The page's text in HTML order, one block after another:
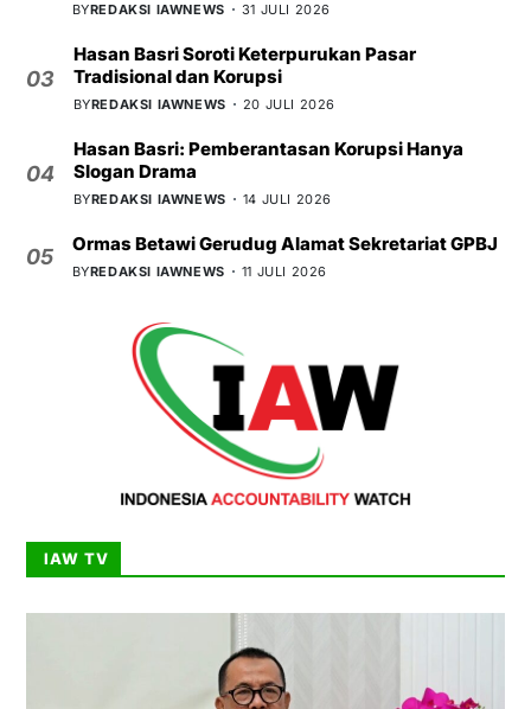
BYREDAKSI IAWNEWS 31 JULI 2026
03
Hasan Basri Soroti Keterpurukan Pasar
Tradisional dan Korupsi
BYREDAKSI IAWNEWS 20 JULI 2026
04
Hasan Basri: Pemberantasan Korupsi Hanya
Slogan Drama
BYREDAKSI IAWNEWS 14 JULI 2026
05
Ormas Betawi Gerudug Alamat Sekretariat GPBJ
BYREDAKSI IAWNEWS 11 JULI 2026
IAW TV